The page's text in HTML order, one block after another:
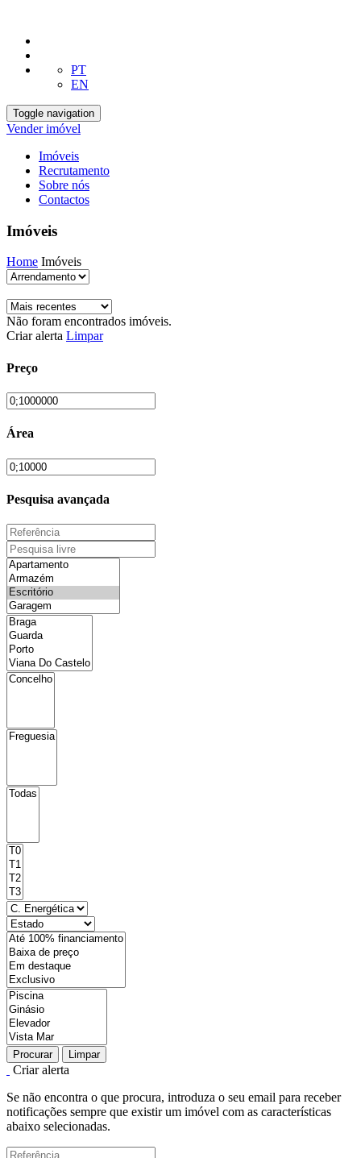
PT
EN
Toggle navigation
Vender imóvel
Imóveis
Recrutamento
Sobre nós
Contactos
Imóveis
Home Imóveis
Não foram encontrados imóveis.
Criar alerta Limpar
Preço
Área
Pesquisa avançada
Procurar Limpar
Criar alerta
Se não encontra o que procura, introduza o seu email para receber
notificações sempre que existir um imóvel com as características
abaixo selecionadas.